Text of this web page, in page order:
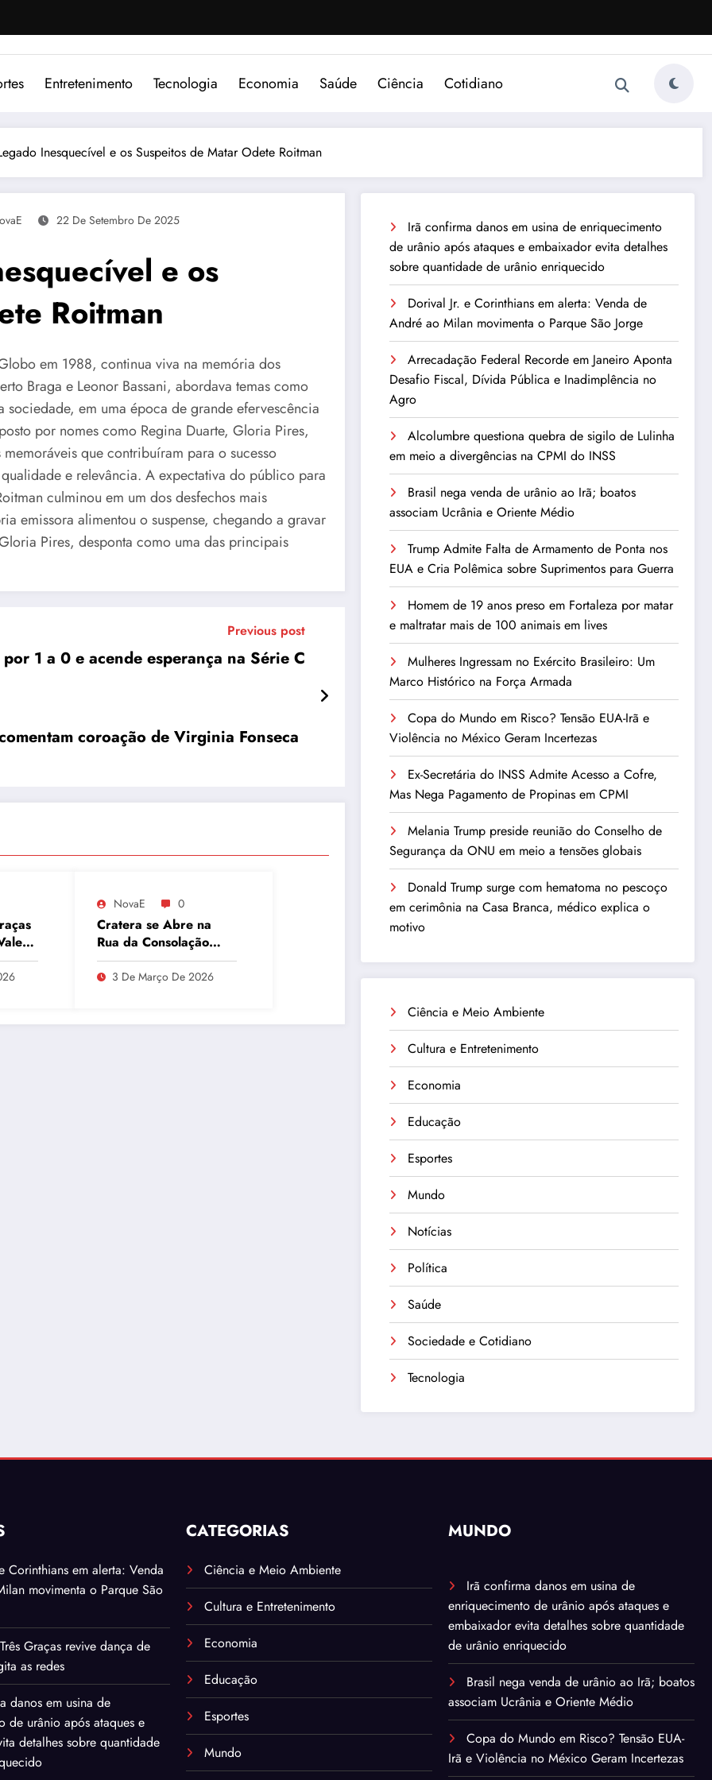
Entretenimento Tecnologia Economia Saúde Ciência Cotidiano
Inesquecível e os Suspeitos de Matar Odete Roitman
22 De Setembro De 2025
e os
Roitman
em 1988, continua viva na memória dos
Braga e Leonor Bassani, abordava temas como
em uma época de grande efervescência
por nomes como Regina Duarte, Gloria Pires,
que contribuíram para o sucesso
e relevância. A expectativa do público para
culminou em um dos desfechos mais
emissora alimentou o suspense, chegando a gravar
Pires, desponta como uma das principais
Previous post
1 a 0 e acende esperança na Série C
coroação de Virginia Fonseca
NovaE 0
Cratera se Abre na
Rua da Consolação
Após Explosão em São
Paulo3 De Março De 2026
Irã confirma danos em usina de enriquecimento
de urânio após ataques e embaixador evita detalhes
sobre quantidade de urânio enriquecido
Dorival Jr. e Corinthians em alerta: Venda de
André ao Milan movimenta o Parque São Jorge
Arrecadação Federal Recorde em Janeiro Aponta
Desafio Fiscal, Dívida Pública e Inadimplência no
Agro
Alcolumbre questiona quebra de sigilo de Lulinha
em meio a divergências na CPMI do INSS
Brasil nega venda de urânio ao Irã; boatos
associam Ucrânia e Oriente Médio
Trump Admite Falta de Armamento de Ponta nos
EUA e Cria Polêmica sobre Suprimentos para Guerra
Homem de 19 anos preso em Fortaleza por matar
e maltratar mais de 100 animais em lives
Mulheres Ingressam no Exército Brasileiro: Um
Marco Histórico na Força Armada
Copa do Mundo em Risco? Tensão EUA-Irã e
Violência no México Geram Incertezas
Ex-Secretária do INSS Admite Acesso a Cofre,
Mas Nega Pagamento de Propinas em CPMI
Melania Trump preside reunião do Conselho de
Segurança da ONU em meio a tensões globais
Donald Trump surge com hematoma no pescoço
em cerimônia na Casa Branca, médico explica o
motivo
Ciência e Meio Ambiente
Cultura e Entretenimento
Economia
Educação
Esportes
Mundo
Notícias
Política
Saúde
Sociedade e Cotidiano
Tecnologia
Corinthians em alerta: Venda
movimenta o Parque São
Graças revive dança de
as redes
danos em usina de
de urânio após ataques e
detalhes sobre quantidade
CATEGORIAS
Ciência e Meio Ambiente
Cultura e Entretenimento
Economia
Educação
Esportes
Mundo
MUNDO
Irã confirma danos em usina de
enriquecimento de urânio após ataques e
embaixador evita detalhes sobre quantidade
de urânio enriquecido
Brasil nega venda de urânio ao Irã; boatos
associam Ucrânia e Oriente Médio
Copa do Mundo em Risco? Tensão EUA-
Irã e Violência no México Geram Incertezas